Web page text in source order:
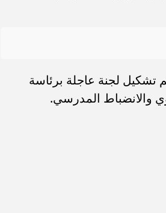
تشكيل لجنة عاجلة برئاسة
والانضباط المدرسي.